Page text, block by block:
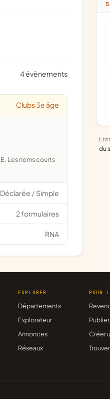
4 évènements
Clubs 3e âge
Déclarée / Simple
2 formulaires
RNA
du
EXPLORER
Départements
Explorateur
Annonces
Réseaux
POUR
Créer